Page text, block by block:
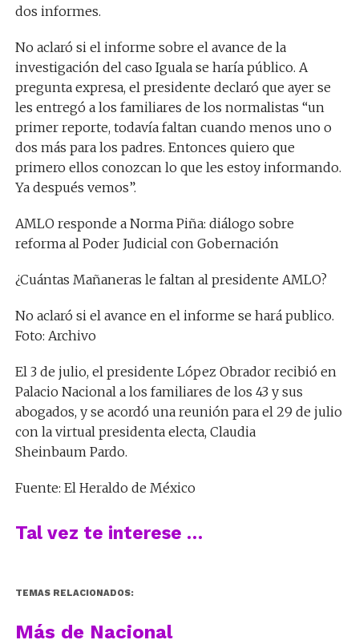
dos informes.
No aclaró si el informe sobre el avance de la
investigación del caso Iguala se haría público. A
pregunta expresa, el presidente declaró que ayer se
les entregó a los familiares de los normalistas “un
primer reporte, todavía faltan cuando menos uno o
dos más para los padres. Entonces quiero que
primero ellos conozcan lo que les estoy informando.
Ya después vemos”.
AMLO responde a Norma Piña: diálogo sobre
reforma al Poder Judicial con Gobernación
¿Cuántas Mañaneras le faltan al presidente AMLO?
No aclaró si el avance en el informe se hará publico.
Foto: Archivo
El 3 de julio, el presidente López Obrador recibió en
Palacio Nacional a los familiares de los 43 y sus
abogados, y se acordó una reunión para el 29 de julio
con la virtual presidenta electa, Claudia
Sheinbaum Pardo.
Fuente: El Heraldo de México
Tal vez te interese …
TEMAS RELACIONADOS:
Más de Nacional